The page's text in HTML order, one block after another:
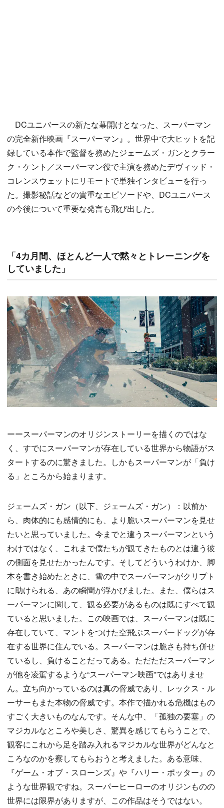
DCユニバースの新たな幕開けとなった、スーパーマン
の完全新作映画『スーパーマン』。世界中で大ヒットを記
録している本作で監督を務めたジェームズ・ガンとクラー
ク・ケント／スーパーマン役で主演を務めたデヴィッド・
コレンスウェットにリモートで単独インタビューを行っ
た。撮影秘話などの貴重なエピソードや、DCユニバース
の今後について重要な発言も飛び出した。
「4カ月間、ほとんど一人で黙々とトレーニングを
していました」
ーースーパーマンのオリジンストーリーを描くのではな
く、すでにスーパーマンが存在している世界から物語がス
タートするのに驚きました。しかもスーパーマンが「負け
る」ところから始まります。
ジェームズ・ガン（以下、ジェームズ・ガン）：以前か
ら、肉体的にも感情的にも、より脆いスーパーマンを見せ
たいと思っていました。今までと違うスーパーマンという
わけではなく、これまで僕たちが観てきたものとは違う彼
の側面を見せたかったんです。そしてどういうわけか、脚
本を書き始めたときに、雪の中でスーパーマンがクリプト
に助けられる、あの瞬間が浮かびました。また、僕らはス
ーパーマンに関して、観る必要があるものは既にすべて観
ていると思いました。この映画では、スーパーマンは既に
存在していて、マントをつけた空飛ぶスーパードッグが存
在する世界に住んでいる。スーパーマンは脆さも持ち併せ
ているし、負けることだってある。ただただスーパーマン
が他を凌駕するような“スーパーマン映画”ではありませ
ん。立ち向かっているのは真の脅威であり、レックス・ル
ーサーもまた本物の脅威です。本作で描かれる危機はもの
すごく大きいものなんです。そんな中、「孤独の要塞」の
マジカルなところや美しさ、驚異を感じてもらうことで、
観客にこれから足を踏み入れるマジカルな世界がどんなと
ころなのかを察してもらおうと考えました。ある意味、
『ゲーム・オブ・スローンズ』や『ハリー・ポッター』の
ような世界観ですね。スーパーヒーローのオリジンものの
世界には限界がありますが、この作品はそうではない。